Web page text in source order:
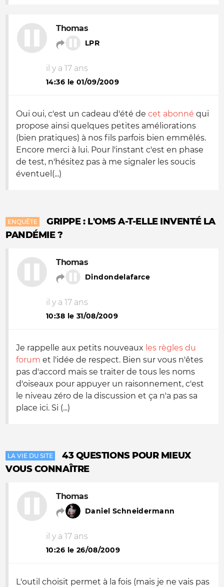
Thomas
LPR
il y a 17 ans
14:36 le 01/09/2009
Oui oui, c'est un cadeau d'été de cet abonné qui
propose ainsi quelques petites améliorations
(bien pratiques) à nos fils parfois bien emmêlés.
Encore merci à lui. Pour l'instant c'est en phase
de test, n'hésitez pas à me signaler les soucis
éventuel(...)
ENQUÊTE
GRIPPE : L'OMS A-T-ELLE INVENTÉ LA
PANDÉMIE ?
Thomas
Dindondelafarce
il y a 17 ans
10:38 le 31/08/2009
Je rappelle aux petits nouveaux les règles du
forum et l'idée de respect. Bien sur vous n'êtes
pas d'accord mais se traiter de tous les noms
d'oiseaux pour appuyer un raisonnement, c'est
le niveau zéro de la discussion et ça n'a pas sa
place ici. Si (...)
LA VIE DU SITE
43 QUESTIONS POUR MIEUX
VOUS CONNAÎTRE
Thomas
Daniel Schneidermann
il y a 17 ans
10:26 le 26/08/2009
L'outil choisit permet à la fois (mais je ne vais pas